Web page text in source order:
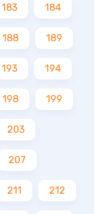
183 184
188 189
193 194
198 199
203
207
211 212